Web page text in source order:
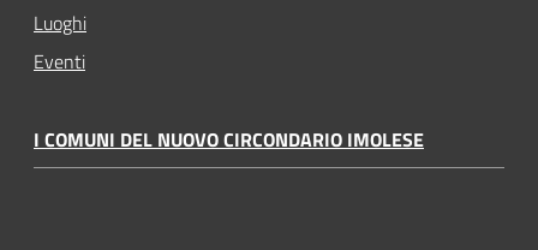
Luoghi
Eventi
I COMUNI DEL NUOVO CIRCONDARIO IMOLESE